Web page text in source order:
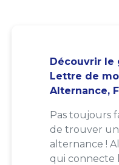
Découvrir le
Lettre de
Alternance,
Pas toujours
de trouver
alternance !
qui connecte